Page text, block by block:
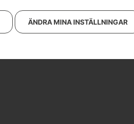
ÄNDRA MINA INSTÄLLNINGAR